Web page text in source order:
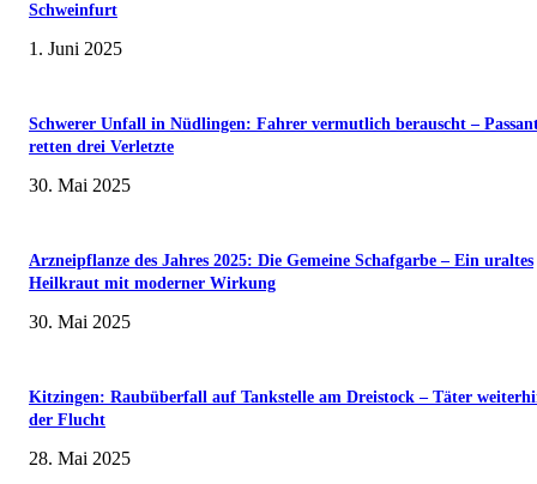
Schweinfurt
1. Juni 2025
Schwerer Unfall in Nüdlingen: Fahrer vermutlich berauscht –
retten drei Verletzte
30. Mai 2025
Arzneipflanze des Jahres 2025: Die Gemeine Schafgarbe – Ein uraltes
Heilkraut mit moderner Wirkung
30. Mai 2025
Kitzingen: Raubüberfall auf Tankstelle am Dreistock – Täter
der Flucht
28. Mai 2025